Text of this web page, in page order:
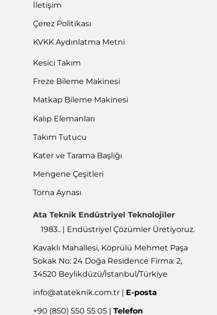
İletişim
Çerez Politikası
KVKK Aydınlatma Metni
Kesici Takım
Freze Bileme Makinesi
Matkap Bileme Makinesi
Kalıp Elemanları
Takım Tutucu
Kater ve Tarama Başlığı
Mengene Çeşitleri
Torna Aynası
Ata Teknik Endüstriyel Teknolojiler
1983.. | Endüstriyel Çözümler Üretiyoruz.
Kavaklı Mahallesi, Köprülü Mehmet Paşa
Sokak No: 24 Doğa Residence Firma: 2,
34520 Beylikdüzü/İstanbul/Türkiye
info@atateknik.com.tr | E-posta
+90 (850) 550 55 05 |Telefon